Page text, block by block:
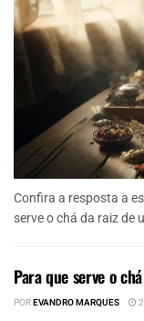
Confira a resposta a
serve o chá da raiz de
Para que serve o
POREVANDRO MARQUES